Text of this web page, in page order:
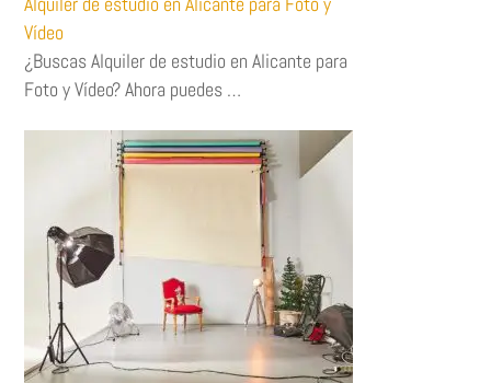
Vídeo
¿Buscas Alquiler de estudio en Alicante para
Foto y Vídeo? Ahora puedes …